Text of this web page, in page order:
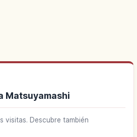
Matsuyamashi
visitas. Descubre también